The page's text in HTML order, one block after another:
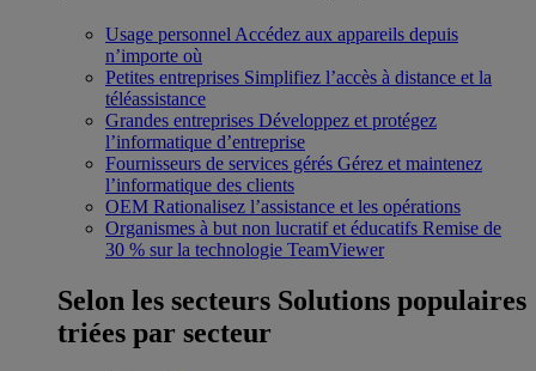
Usage personnel Accédez aux appareils depuis
n’importe où
Petites entreprises Simplifiez l’accès à distance et la
téléassistance
Grandes entreprises Développez et protégez
l’informatique d’entreprise
Fournisseurs de services gérés Gérez et maintenez
l’informatique des clients
OEM Rationalisez l’assistance et les opérations
Organismes à but non lucratif et éducatifs Remise de
30 % sur la technologie TeamViewer
Selon les secteurs Solutions populaires
triées par secteur